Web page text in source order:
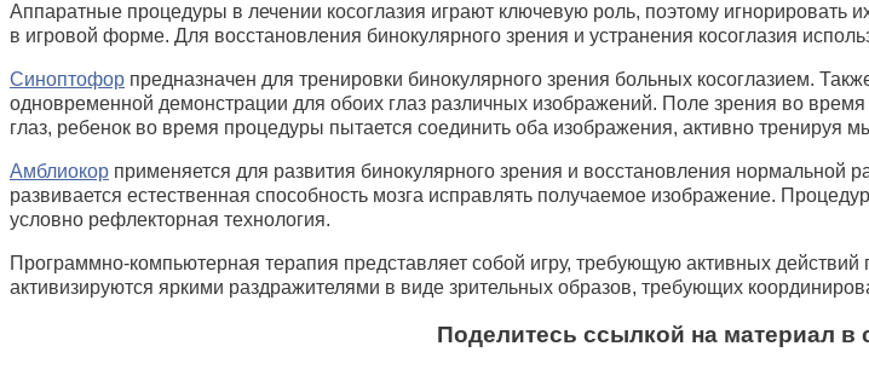
Аппаратные процедуры в лечении косоглазия играют ключевую роль, поэтому игнорировать
в игровой форме. Для восстановления бинокулярного зрения и устранения косоглазия
Синоптофор предназначен для тренировки бинокулярного зрения больных косоглазием.
одновременной демонстрации для обоих глаз различных изображений. Поле зрения во
глаз, ребенок во время процедуры пытается соединить оба изображения, активно тренируя
Амблиокор применяется для развития бинокулярного зрения и восстановления
развивается естественная способность мозга исправлять получаемое изображение.
условно рефлекторная технология.
Программно-компьютерная терапия представляет собой игру, требующую активных
активизируются яркими раздражителями в виде зрительных образов, требующих
Поделитесь ссылкой на материал в